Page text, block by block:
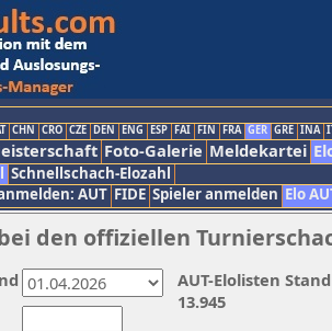
CHN CRO CZE DEN ENG ESP FAI FIN FRA GER GRE INA
Foto-Galerie Meldekartei
Schnellschach-Elozahl
AUT FIDE Spieler anmelden Elo
den offiziellen
AUT-Elolisten
13.945